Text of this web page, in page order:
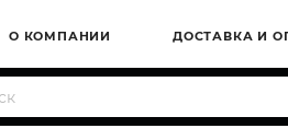
О КОМПАНИИ ДОСТАВКА И